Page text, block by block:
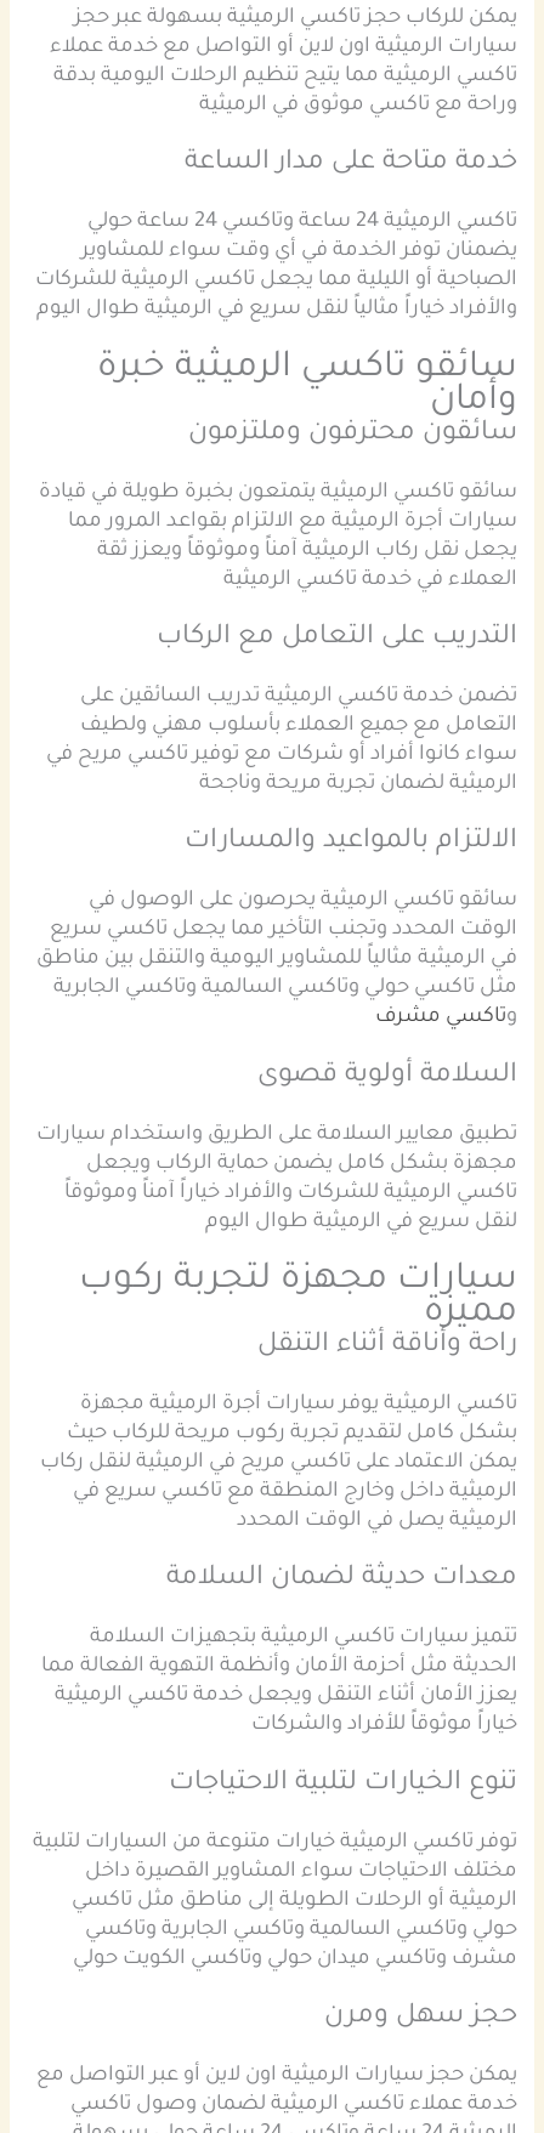
يمكن للركاب حجز تاكسي الرميثية بسهولة عبر حجز
سيارات الرميثية اون لاين أو التواصل مع خدمة عملاء
تاكسي الرميثية مما يتيح تنظيم الرحلات اليومية بدقة
وراحة مع تاكسي موثوق في الرميثية
خدمة متاحة على مدار الساعة
تاكسي الرميثية 24 ساعة وتاكسي 24 ساعة حولي
يضمنان توفر الخدمة في أي وقت سواء للمشاوير
الصباحية أو الليلية مما يجعل تاكسي الرميثية للشركات
والأفراد خياراً مثالياً لنقل سريع في الرميثية طوال اليوم
سائقو تاكسي الرميثية خبرة
وأمان
سائقون محترفون وملتزمون
سائقو تاكسي الرميثية يتمتعون بخبرة طويلة في قيادة
سيارات أجرة الرميثية مع الالتزام بقواعد المرور مما
يجعل نقل ركاب الرميثية آمناً وموثوقاً ويعزز ثقة
العملاء في خدمة تاكسي الرميثية
التدريب على التعامل مع الركاب
تضمن خدمة تاكسي الرميثية تدريب السائقين على
التعامل مع جميع العملاء بأسلوب مهني ولطيف
سواء كانوا أفراد أو شركات مع توفير تاكسي مريح في
الرميثية لضمان تجربة مريحة وناجحة
الالتزام بالمواعيد والمسارات
سائقو تاكسي الرميثية يحرصون على الوصول في
الوقت المحدد وتجنب التأخير مما يجعل تاكسي سريع
في الرميثية مثالياً للمشاوير اليومية والتنقل بين مناطق
مثل تاكسي حولي وتاكسي السالمية وتاكسي الجابرية
وتاكسي مشرف
السلامة أولوية قصوى
تطبيق معايير السلامة على الطريق واستخدام سيارات
مجهزة بشكل كامل يضمن حماية الركاب ويجعل
تاكسي الرميثية للشركات والأفراد خياراً آمناً وموثوقاً
لنقل سريع في الرميثية طوال اليوم
سيارات مجهزة لتجربة ركوب
مميزة
راحة وأناقة أثناء التنقل
تاكسي الرميثية يوفر سيارات أجرة الرميثية مجهزة
بشكل كامل لتقديم تجربة ركوب مريحة للركاب حيث
يمكن الاعتماد على تاكسي مريح في الرميثية لنقل ركاب
الرميثية داخل وخارج المنطقة مع تاكسي سريع في
الرميثية يصل في الوقت المحدد
معدات حديثة لضمان السلامة
تتميز سيارات تاكسي الرميثية بتجهيزات السلامة
الحديثة مثل أحزمة الأمان وأنظمة التهوية الفعالة مما
يعزز الأمان أثناء التنقل ويجعل خدمة تاكسي الرميثية
خياراً موثوقاً للأفراد والشركات
تنوع الخيارات لتلبية الاحتياجات
توفر تاكسي الرميثية خيارات متنوعة من السيارات لتلبية
مختلف الاحتياجات سواء المشاوير القصيرة داخل
الرميثية أو الرحلات الطويلة إلى مناطق مثل تاكسي
حولي وتاكسي السالمية وتاكسي الجابرية وتاكسي
مشرف وتاكسي ميدان حولي وتاكسي الكويت حولي
حجز سهل ومرن
يمكن حجز سيارات الرميثية اون لاين أو عبر التواصل مع
خدمة عملاء تاكسي الرميثية لضمان وصول تاكسي